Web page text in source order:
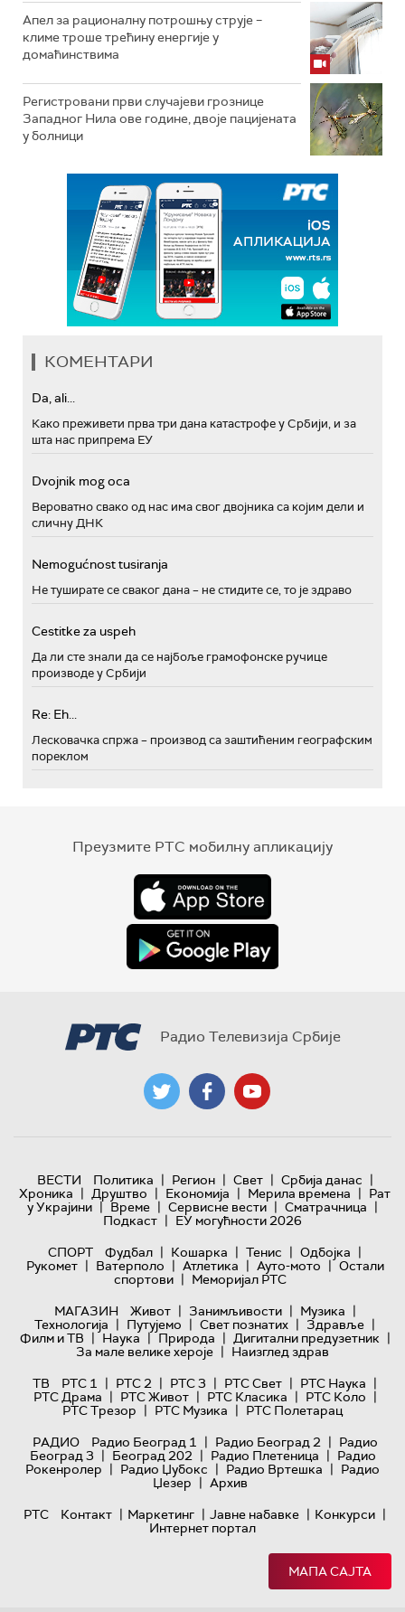
Апел за рационалну потрошњу струје –
климе троше трећину енергије у
домаћинствима
Регистровани први случајеви грознице
Западног Нила ове године, двоје пацијената
у болници
КОМЕНТАРИ
Da, ali...
Како преживети прва три дана катастрофе у Србији, и за
шта нас припрема ЕУ
Dvojnik mog oca
Вероватно свако од нас има свог двојника са којим дели и
сличну ДНК
Nemogućnost tusiranja
Не туширате се сваког дана – не стидите се, то је здраво
Cestitke za uspeh
Да ли сте знали да се најбоље грамофонске ручице
производе у Србији
Re: Eh...
Лесковачка спржа – производ са заштићеним географским
пореклом
Преузмите РТС мобилну апликацију
Радио Телевизија Србије
ВЕСТИ Политика | Регион | Свет | Србија данас |
Хроника | Друштво | Економија | Мерила времена | Рат
у Украјини | Време | Сервисне вести | Сматрачница |
Подкаст | ЕУ могућности 2026
СПОРТ
Фудбал | Кошарка | Тенис | Одбојка |
Рукомет | Ватерполо | Атлетика | Ауто-мото | Остали
спортови | Меморијал РТС
МАГАЗИН
Живот | Занимљивости | Музика |
Технологијa | Путујемо | Свет познатих | Здравље |
Филм и ТВ | Наука | Природа | Дигитални предузетник |
За мале велике хероје | Наизглед здрав
ТВ
РТС 1 | РТС 2 | РТС 3 | РТС Свет | РТС Наука |
РТС Драма | РТС Живот | РТС Класика | РТС Коло |
РТС Трезор | РТС Музика | РТС Полетарац
РАДИО
Радио Београд 1 | Радио Београд 2 | Радио
Београд 3 | Београд 202 | Радио Плетеница | Радио
Рокенролер | Радио Џубокс | Радио Вртешка | Радио
Џезер | Архив
РТС
Контакт | Маркетинг | Јавне набавке | Конкурси |
Интернет портал
МАПА САЈТА